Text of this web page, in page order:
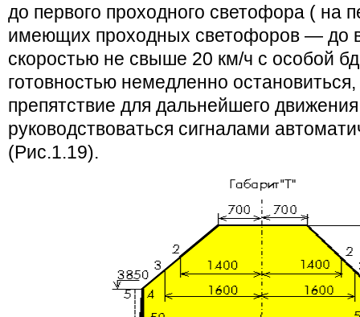
до первого проходного светофора ( на
имеющих проходных светофоров — до
скоростью не свыше 20 км/ч с особой
готовностью немедленно остановиться,
препятствие для дальнейшего
руководствоваться сигналами
(Рис.1.19).